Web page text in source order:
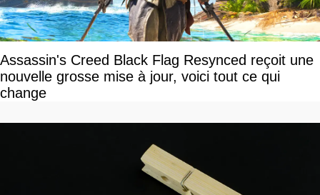
Assassin's Creed Black Flag Resynced reçoit une
nouvelle grosse mise à jour, voici tout ce qui
change